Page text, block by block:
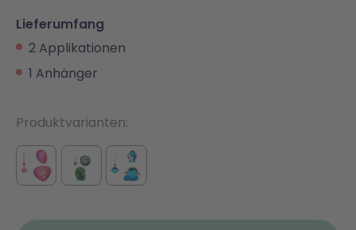
Lieferumfang
2 Applikationen
1 Anhänger
Produktvarianten